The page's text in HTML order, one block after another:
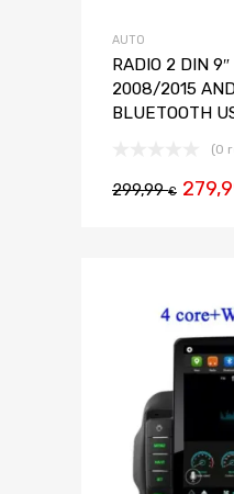
AUTO
RADIO 2 DIN
2008/2015
BLUETOOTH
(0
299,99€